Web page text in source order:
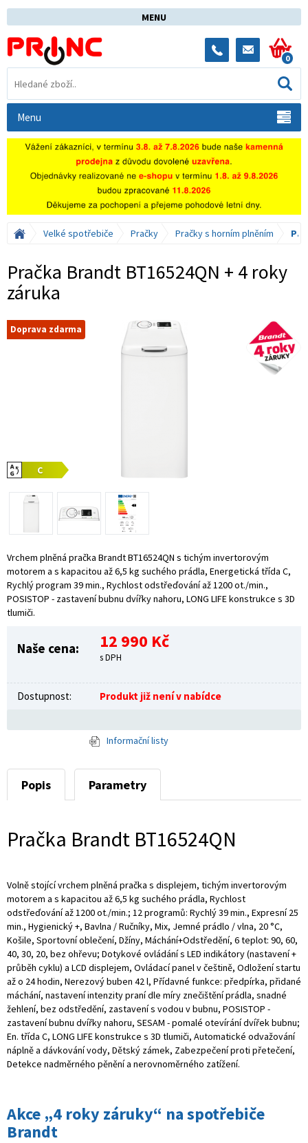
MENU
0
Menu
Velké spotřebiče Pračky Pračky s horním plněním Pračka Brandt BT16524QN + 4 roky záruka
Pračka Brandt BT16524QN + 4 roky
záruka
Doprava zdarma
Vrchem plněná pračka Brandt BT16524QN s tichým invertorovým
motorem a s kapacitou až 6,5 kg suchého prádla, Energetická třída C,
Rychlý program 39 min., Rychlost odstřeďování až 1200 ot./min.,
POSISTOP - zastavení bubnu dvířky nahoru, LONG LIFE konstrukce s 3D
tlumiči.
Naše cena: 12 990 Kč
s DPH
Dostupnost: Produkt již není v nabídce
Informační listy
Popis Parametry
Pračka Brandt BT16524QN
Volně stojící vrchem plněná pračka s displejem, tichým invertorovým
motorem a s kapacitou až 6,5 kg suchého prádla, Rychlost
odstřeďování až 1200 ot./min.; 12 programů: Rychlý 39 min., Expresní 25
min., Hygienický +, Bavlna / Ručníky, Mix, Jemné prádlo / vlna, 20 °C,
Košile, Sportovní oblečení, Džíny, Máchání+Odstředění, 6 teplot: 90, 60,
40, 30, 20, bez ohřevu; Dotykové ovládání s LED indikátory (nastavení +
průběh cyklu) a LCD displejem, Ovládací panel v češtině, Odložení startu
až o 24 hodin, Nerezový buben 42 l, Přídavné funkce: předpírka, přidané
máchání, nastavení intenzity praní dle míry znečištění prádla, snadné
žehlení, bez odstředění, zastavení s vodou v bubnu, POSISTOP -
zastavení bubnu dvířky nahoru, SESAM - pomalé otevírání dvířek bubnu;
En. třída C, LONG LIFE konstrukce s 3D tlumiči, Automatické odvažování
náplně a dávkování vody, Dětský zámek, Zabezpečení proti přetečení,
Detekce nadměrného pěnění a nerovnoměrného zatížení.
Akce „4 roky záruky“ na spotřebiče
Brandt